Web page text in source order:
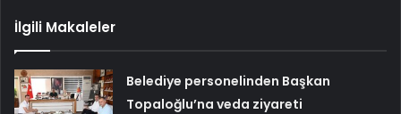
İlgili Makaleler
Belediye personelinden Başkan
Topaloğlu’na veda ziyareti